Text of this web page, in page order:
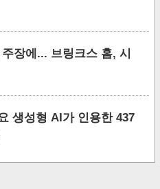
장에... 브링크스 홈, 시
생성형 AI가 인용한 437